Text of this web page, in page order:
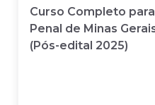
Curso Completo
Penal de Minas
(Pós-edital 2025)